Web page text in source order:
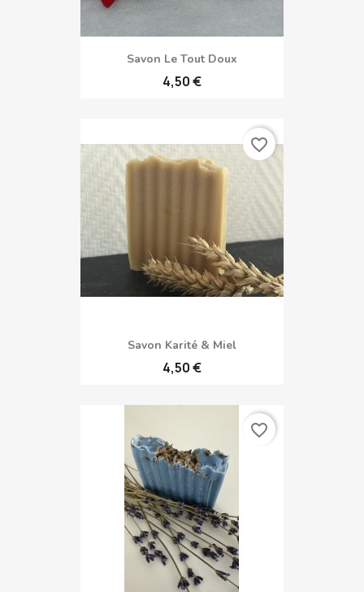
Savon Le Tout Doux
4,50 €
Savon Karité & Miel
4,50 €
favorite_border
favorite_border